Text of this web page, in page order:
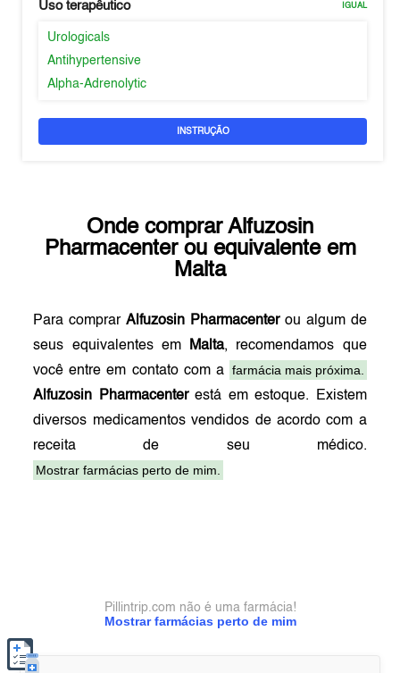
Uso terapêutico IGUAL
Urologicals
Antihypertensive
Alpha-Adrenolytic
INSTRUÇÃO
Onde comprar Alfuzosin
Pharmacenterou equivalente em
Malta
Para comprarAlfuzosin Pharmacenterou algum de
seus equivalentes em
Malta, recomendamos que
você entre em contato com a farmácia mais próxima.
Alfuzosin Pharmacenterestá em estoque. Existem
diversos medicamentos vendidos de acordo com a
receita de seu médico.
Mostrar farmácias perto de mim.
Mostrar farmácias perto de mim
Pillintrip.com não é uma farmácia!